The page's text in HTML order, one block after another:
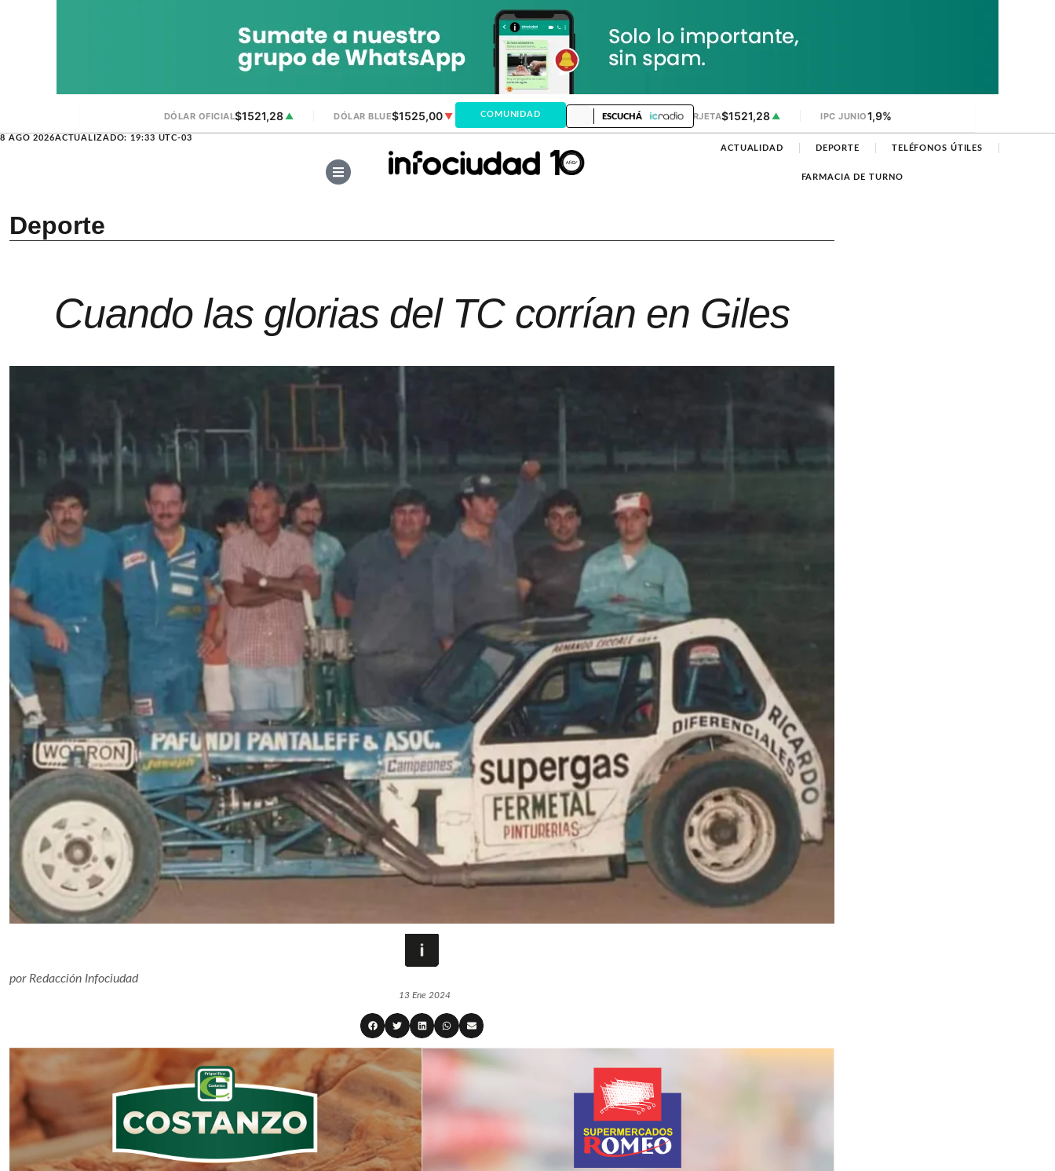
DÓLAR OFICIAL$1521,28 ▲ DÓLAR BLUE$1525,00▼ DÓLAR MEP ▲ DÓLAR TARJETA$1521,28 ▲ IPC JUNIO1,9%
8 AGO 2026ACTUALIZADO: 19:33 UTC-03
COMUNIDAD ESCUCHÁ
ACTUALIDAD DEPORTE TELÉFONOS ÚTILES
FARMACIA DE TURNO
Deporte
Cuando las glorias del TC corrían en Giles
porRedacción Infociudad
13 Ene 2024